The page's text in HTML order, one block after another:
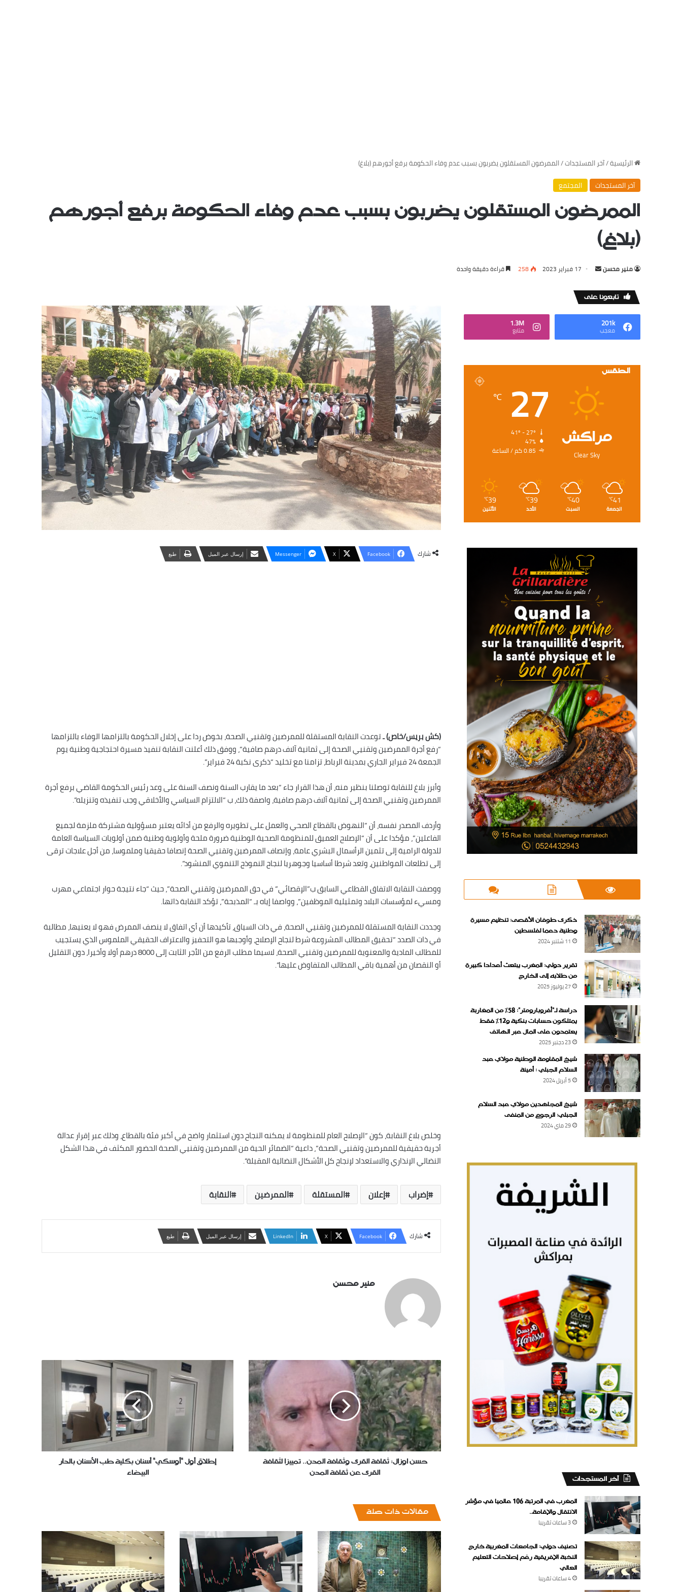
‏الرئيسية/‏آخر المستجدات/الممرضون المستقلون يضربون بسبب عدم وفاء الحكومة برفع أجورهم (بلاغ)
‏آخر المستجدات
المجتمع
الممرضون المستقلون يضربون بسبب عدم وفاء الحكومة برفع أجورهم
(بلاغ)
منير محسن
Send
email
17 فبراير 2023 258 قراءة دقيقة واحدة
شارك Facebook
X
Messenger ‏إرسال عبر الميل ‏طبع
(كش بريس/خاص) ـتوعدت النقابة المستقلة للممرضين وتقنيي الصحة، بخوض ردا على إخلال الحكومة بالتزامها الوفاء بالتزامها
“رفع أجرة الممرضين وتقنيي الصحة إلى ثمانية آلاف درهم صافية”، ووفق ذلك أعلنت النقابة تنفيذ مسيرة احتجاجية وطنية يوم
الجمعة 24 فبراير الجاري بمدينة الرباط، تزامنا مع تخليد “ذكرى نكبة 24 فبراير”.
وأبرز بلاغ للنقابة توصلنا بنظير منه، أن هذا القرار جاء “بعد ما يقارب السنة ونصف السنة على وعد رئيس الحكومة القاضي برفع أجرة
الممرضين وتقنيي الصحة إلى ثمانية آلاف درهم صافية، واصفة ذلك، ب “الالتزام السياسي والأخلاقي وجب تنفيذه وتنزيله”.
وأردف المصدر نفسه، أن “النهوض بالقطاع الصحي والعمل على تطويره والرفع من أدائه يعتبر مسؤولية مشتركة ملزمة لجميع
الفاعلين”، مؤكدا على أن “الإصلاح العميق للمنظومة الصحية الوطنية ضرورة ملحة وأولوية وطنية ضمن أولويات السياسة العامة
للدولة الرامية إلى تثمين الرأسمال البشري عامة، وإنصاف الممرضين وتقنيي الصحة إنصافا حقيقيا وملموسا، من أجل علاجات ترقى
إلى تطلعات المواطنين، وتعد شرطا أساسيا وجوهريا لنجاح النموذج التنموي المنشود”.
ووصفت النقابة الاتفاق القطاعي السابق ب”الإقصائي” في حق الممرضين وتقنيي الصحة”، حيث “جاء نتيجة حوار اجتماعي مهرب
ومسيء لمؤسسات البلاد وتمثيلية الموظفين”، وواصفا إياه بـ “المذبحة”، تؤكد النقابة ذاتها.
وجددت النقابة المستقلة للممرضين وتقنيي الصحة، في ذات السياق، تأكيدها أن أي اتفاق لا ينصف الممرض فهو لا يعنيها، مطالبة
في ذات الصدد “تحقيق المطالب المشروعة شرط لنجاح الإصلاح، وأوجبها هو التحفيز والاعتراف الحقيقي الملموس الذي يستجيب
للمطالب المادية والمعنوية للممرضين وتقنيي الصحة، لاسيما مطلب الرفع من الأجر الثابت إلى 8000 درهم أولا وأخيرا، دون التقليل
أو النقصان من أهمية باقي المطالب المتفاوض عليها”.
وخلص بلاغ النقابة، كون “الإصلاح العام للمنظومة لا يمكنه النجاح دون استثمار واضح في أكبر فئة بالقطاع، وذلك عبر إقرار عدالة
أجرية حقيقية للممرضين وتقنيي الصحة”، داعية “الضمائر الحية من الممرضين وتقنيي الصحة الحضور المكثف في هذا الشكل
النضالي الإنذاري والاستعداد لإنجاح كل الأشكال النضالية المقبلة”.
إضراب إعلان المستقلة الممرضين النقابة
شارك Facebook
X
LinkedIn ‏إرسال عبر الميل ‏طبع
منير محسن
حسن
اوزال:
ثقافة
القرى
وثقافة
المدن..
تمييزا
لثقافة
القرى
حسن اوزال: ثقافة القرى وثقافة المدن.. تمييزا لثقافة
القرى عن ثقافة المدن
إطلاق
"أوسكي"
أسنان
بكلية
الأسنان
بالدار
البيضاء
إطلاق أول "أوسكي" أسنان بكلية طب الأسنان بالدار
البيضاء
‏مقالات ذات صلة
‏تابعونا على
201k
‏معجب
1.3M
‏متابع
الطقس
‏مراكش
Clear Sky
27
℃
47%
0.85 ‏كم / الساعة
41
℃
الجمعة
40
℃
السبت
39
℃
الأحد
39
℃
الأثنين
ذكرى طوفان الأقصى: تنظيم مسيرة
وطنية دعما لفلسطين
11 شتنبر 2024
تقرير دولي: المغرب يبتعث أعدادا كبيرة
من طلابه إلى الخارج
27 يوليوز 2025
دراسة لـ“أفروبارومتر”: 58٪ من المغاربة
يمتلكون حسابات بنكية و12٪ فقط
يعتمدون على المال عبر الهاتف
23 دجنبر 2025
شيخ المقاومة الوطنية مولاي عبد
السلام الجبلي : أمينة
5 أبريل 2024
شيخ المجاهدين مولاي عبد السلام
الجبلي: الرجوع من المنفى
29 ماي 2024
‏آخر المستجدات
المغرب في المرتبة 106 عالميا في مؤشر
الانتقال والإقامة..
3 ساعات ‏تقريبا
تصنيف دولي: الجامعات المغربية خارج
النخبة الإفريقية رغم إصلاحات التعليم
العالي
4 ساعات ‏تقريبا